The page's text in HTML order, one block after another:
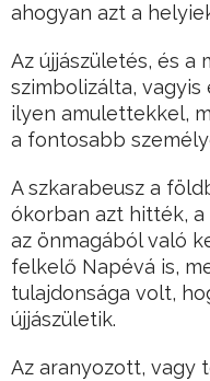
ahogyan azt a
Az újjászületés, és
szimbolizálta,
ilyen amulettekkel,
a fontosabb
A szkarabeusz a
ókorban azt hitték,
az önmagából való
felkelő Napévá is,
tulajdonsága volt,
újjászületik.
Az aranyozott, vagy